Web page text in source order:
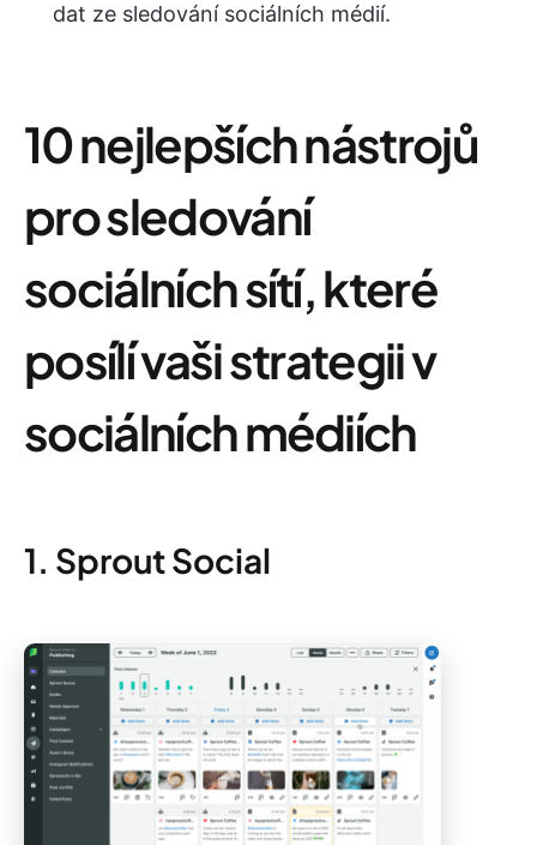
dat ze sledování sociálních médií.
10 nejlepších nástrojů
pro sledování
sociálních sítí, které
posílí vaši strategii v
sociálních médiích
1. Sprout Social